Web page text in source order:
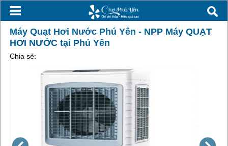
Máy Quạt Hơi Nước Phú Yên - NPP Máy QUẠT
HƠI NƯỚC tại Phú Yên
Chia sẻ: